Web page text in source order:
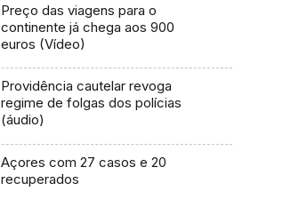
Preço das viagens para o
continente já chega aos 900
euros (Vídeo)
Providência cautelar revoga
regime de folgas dos polícias
(áudio)
Açores com 27 casos e 20
recuperados